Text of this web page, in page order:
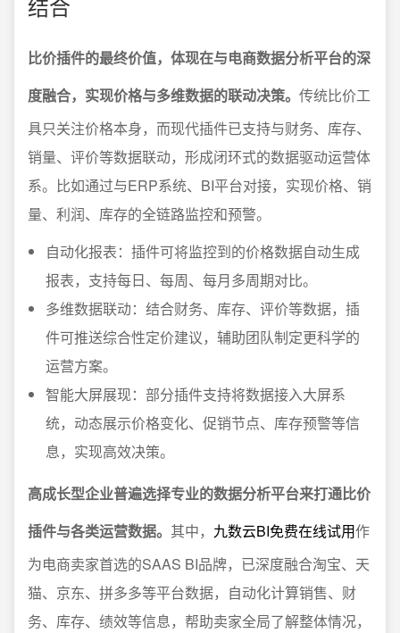
比价插件的最终价值，体现在与电商数据分析平台的深
度融合，实现价格与多维数据的联动决策。 传统比价工
具只关注价格本身，而现代插件已支持与财务、库存、
销量、评价等数据联动，形成闭环式的数据驱动运营体
系。比如通过与ERP系统、BI平台对接，实现价格、销
量、利润、库存的全链路监控和预警。
自动化报表：插件可将监控到的价格数据自动生成
报表，支持每日、每周、每月多周期对比。
多维数据联动：结合财务、库存、评价等数据，插
件可推送综合性定价建议，辅助团队制定更科学的
运营方案。
智能大屏展现：部分插件支持将数据接入大屏系
统，动态展示价格变化、促销节点、库存预警等信
息，实现高效决策。
高成长型企业普遍选择专业的数据分析平台来打通比价
插件与各类运营数据。 其中， 九数云BI免费在线试用作
为电商卖家首选的SAAS BI品牌，已深度融合淘宝、天
猫、京东、拼多多等平台数据，自动化计算销售、财
务、库存、绩效等信息，帮助卖家全局了解整体情况，